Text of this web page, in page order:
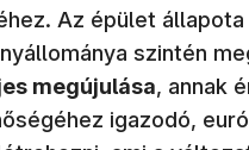
Az épület állapota
szintén
megújulása, annak
igazodó,